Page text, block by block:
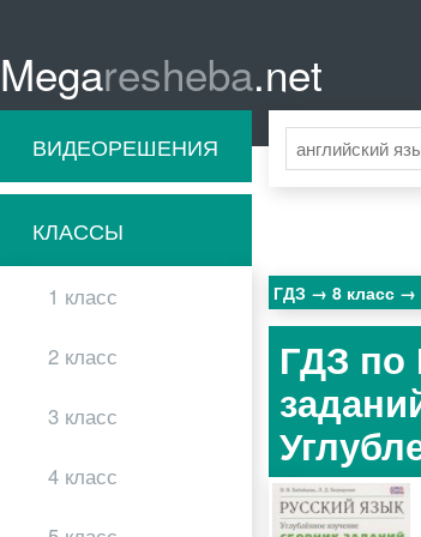
Megaresheba.net
ВИДЕОРЕШЕНИЯ
КЛАССЫ
1 класс
2 класс
3 класс
4 класс
ГДЗ 8 класс
ГДЗ по